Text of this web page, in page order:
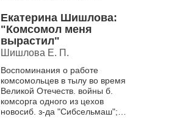
Екатерина Шишлова:
"Комсомол меня
вырастил"
Шишлова Е. П.
Воспоминания о работе
комсомольцев в тылу во время
Великой Отечеств. войны б.
комсорга одного из цехов
новосиб. з-да "Сибсельмаш";